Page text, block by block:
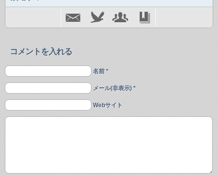
コメントを入れる
名前 *
メール(非表示) *
Webサイト